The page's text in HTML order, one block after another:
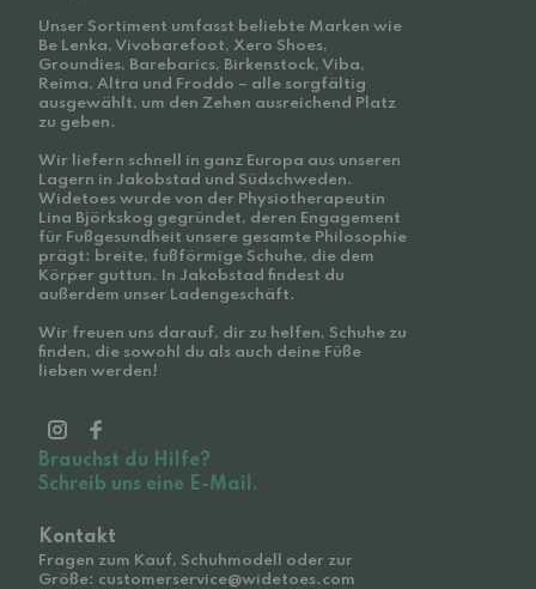
Unser Sortiment umfasst beliebte Marken wie
Be Lenka, Vivobarefoot, Xero Shoes,
Groundies, Barebarics, Birkenstock, Viba,
Reima, Altra und Froddo – alle sorgfältig
ausgewählt, um den Zehen ausreichend Platz
zu geben.
Wir liefern schnell in ganz Europa aus unseren
Lagern in Jakobstad und Südschweden.
Widetoes wurde von der Physiotherapeutin
Lina Björkskog gegründet, deren Engagement
für Fußgesundheit unsere gesamte Philosophie
prägt: breite, fußförmige Schuhe, die dem
Körper guttun. In Jakobstad findest du
außerdem unser Ladengeschäft.
Wir freuen uns darauf, dir zu helfen, Schuhe zu
finden, die sowohl du als auch deine Füße
lieben werden!
Brauchst du Hilfe?
Schreib uns eine E-Mail.
Kontakt
Fragen zum Kauf, Schuhmodell oder zur
Größe: customerservice@widetoes.com